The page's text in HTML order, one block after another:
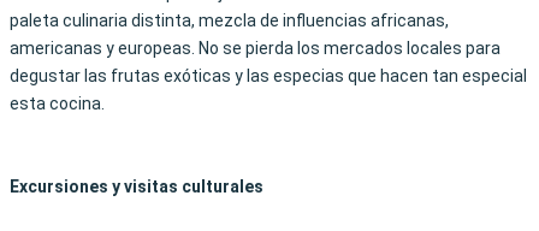
paleta culinaria distinta, mezcla de influencias africanas,
americanas y europeas. No se pierda los mercados locales para
degustar las frutas exóticas y las especias que hacen tan especial
esta cocina.
Excursiones y visitas culturales